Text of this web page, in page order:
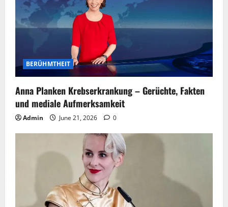
BERÜHMTHEIT
Anna Planken Krebserkrankung – Gerüchte, Fakten
und mediale Aufmerksamkeit
Admin June 21, 2026 0